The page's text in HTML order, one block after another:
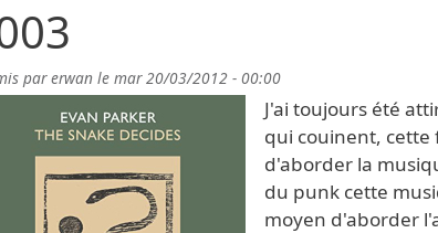
parerwan le mar 20/03/2012 - 00:00
J'ai toujours été
qui couinent, cette
d'aborder la
du punk cette
moyen d'aborder